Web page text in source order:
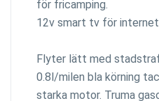
för fricamping.
12v smart tv för
Flyter lätt med
0.8l/milen bla körning
starka motor. Truma